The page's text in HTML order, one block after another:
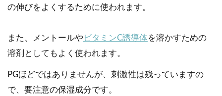
の伸びをよくするために使われます。
また、メントールや ビタミンC誘導体を溶かすための
溶剤としてもよく使われます。
PGほどではありませんが、刺激性は残っていますの
で、要注意の保湿成分です。